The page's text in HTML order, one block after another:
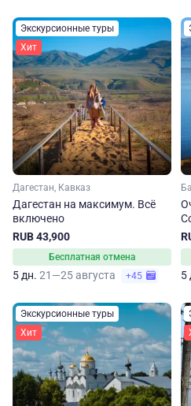
Экскурсионные туры
Хит
Дагестан, Кавказ
Дагестан на максимум. Вcё
включено
RUB 43,900
Бесплатная отмена
5 дн. 21—25 августа +45 5
Экскурсионные туры
Хит